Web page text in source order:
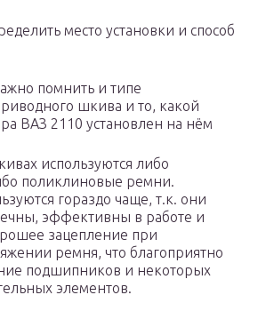
место установки и способ
помнить и типе
шкива и то, какой
ВАЗ 2110 установлен на нём
используются либо
поликлиновые ремни.
гораздо чаще, т.к. они
эффективны в работе и
зацепление при
ремня, что благоприятно
подшипников и некоторых
элементов.